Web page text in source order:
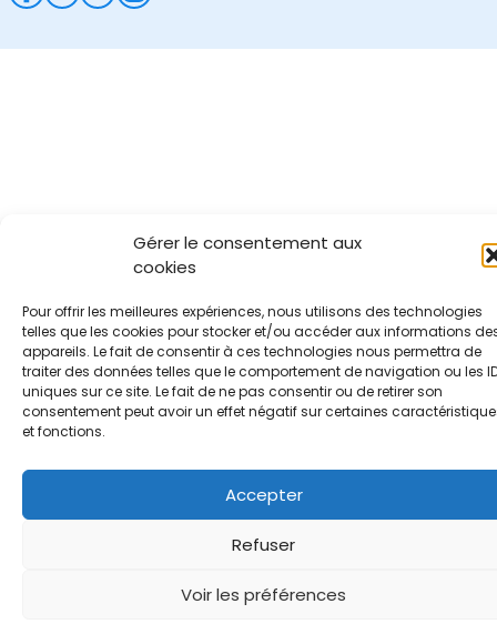
Gérer le consentement aux
cookies
Pour offrir les meilleures expériences, nous utilisons des technologies
telles que les cookies pour stocker et/ou accéder aux informations
appareils. Le fait de consentir à ces technologies nous permettra de
traiter des données telles que le comportement de navigation ou les
uniques sur ce site. Le fait de ne pas consentir ou de retirer son
consentement peut avoir un effet négatif sur certaines
et fonctions.
Accepter
Refuser
Voir les préférences